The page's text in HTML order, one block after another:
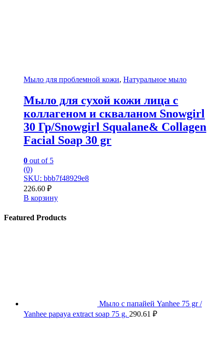
Мыло для проблемной кожи, Натуральное мыло
Мыло для сухой кожи лица с
коллагеном и скваланом Snowgirl
30 Гр/Snowgirl Squalane& Collagen
Facial Soap 30 gr
0 out of 5
(0)
SKU: bbb7f48929e8
226.60 ₽
В корзину
Featured Products
Мыло с папайей Yanhee 75 gr /
Yanhee papaya extract soap 75 g. 290.61 ₽